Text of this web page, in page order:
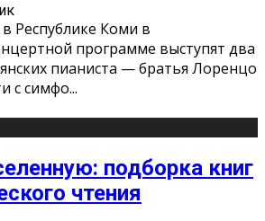
Республике Коми в
программе выступят два
пианиста — братья Лоренцо
с симфо...
подборка книг
чтения